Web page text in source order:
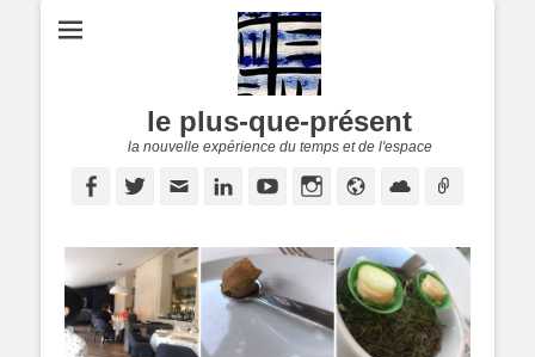
le plus-que-présent
la nouvelle expérience du temps et de l'espace
FacebookTwitter LinkedinYouTubeInstagram
Site
Cloud